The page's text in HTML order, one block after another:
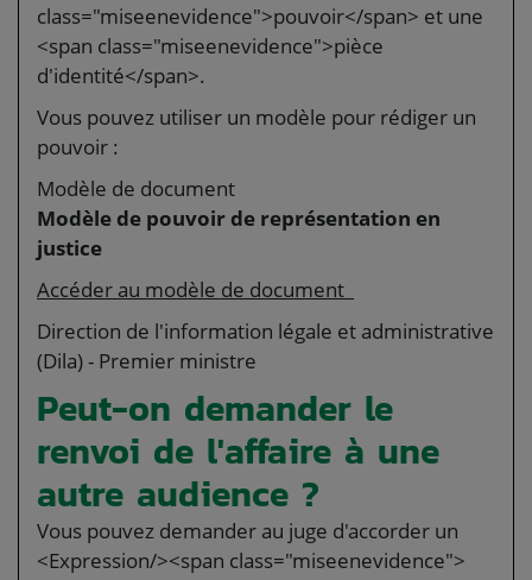
class="miseenevidence">pouvoir</span> et une
<span class="miseenevidence">pièce
d'identité</span>.
Vous pouvez utiliser un modèle pour rédiger un
pouvoir :
Modèle de document
Modèle de pouvoir de représentation en
justice
Accéder au modèle de document
Direction de l'information légale et administrative
(Dila) - Premier ministre
Peut-on demander le
renvoi de l'affaire à une
autre audience ?
Vous pouvez demander au juge d'accorder un
<Expression/><span class="miseenevidence">